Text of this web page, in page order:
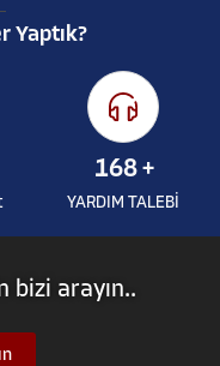
Yaptık?
168+
YARDIM TALEBİ
bizi arayın..